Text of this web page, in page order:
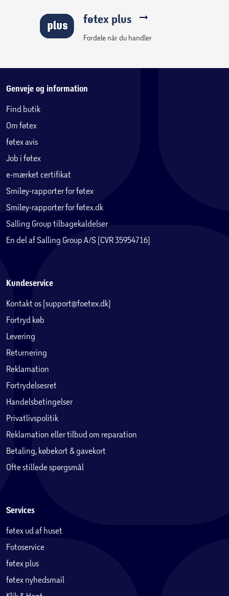
føtex plus
Fordele når du handler
Genveje og information
Find butik
Om føtex
føtex avis
Job i føtex
e-mærket certifikat
Smiley-rapporter for føtex
Smiley-rapporter for føtex.dk
Salling Group tilbagekaldelser
En del af Salling Group A/S (CVR 35954716)
Kundeservice
Kontakt os (support@foetex.dk)
Fortryd køb
Levering
Returnering
Reklamation
Fortrydelsesret
Handelsbetingelser
Privatlivspolitik
Reklamation eller tilbud om reparation
Betaling, købekort & gavekort
Ofte stillede spørgsmål
Services
føtex ud af huset
Fotoservice
føtex plus
føtex nyhedsmail